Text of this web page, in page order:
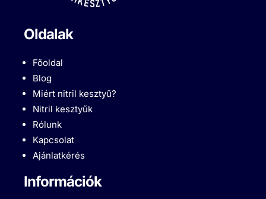
Oldalak
Főoldal
Blog
Miért nitril kesztyű?
Nitril kesztyűk
Rólunk
Kapcsolat
Ajánlatkérés
Információk